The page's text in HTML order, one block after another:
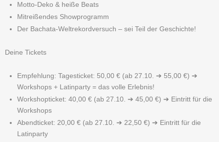
Motto-Deko & heiße Beats
Mitreißendes Showprogramm
Der Bachata-Weltrekordversuch – sei Teil der Geschichte!
Deine Tickets
Empfehlung: Tagesticket: 50,00 € (ab 27.10. ➔ 55,00 €) ➔
Workshops + Latinparty = das volle Erlebnis!
Workshopticket: 40,00 € (ab 27.10. ➔ 45,00 €) ➔ Eintritt für die
Workshops
Abendticket: 20,00 € (ab 27.10. ➔ 22,50 €) ➔ Eintritt für die
Latinparty